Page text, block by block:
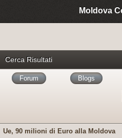
Cerca Risultati
Forum Blogs
Ue, 90 milioni di Euro alla Moldova